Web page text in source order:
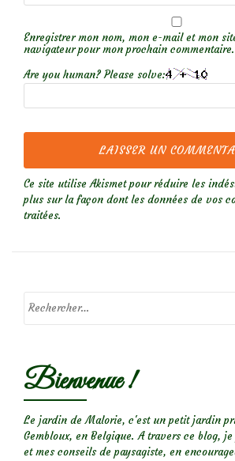
Enregistrer mon nom, mon e-mail et mon
navigateur pour mon prochain commentaire.
Are you human? Please solve:
Ce site utilise Akismet pour réduire les
plus sur la façon dont les données de vos
traitées.
Bienvenue !
Le jardin de Malorie, c'est un petit jardin
Gembloux, en Belgique. A travers ce blog,
et mes conseils de paysagiste, en